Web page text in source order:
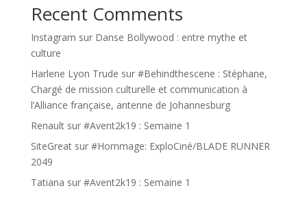
Recent Comments
Instagram sur Danse Bollywood : entre mythe et
culture
Harlene Lyon Trude sur #Behindthescene : Stéphane,
Chargé de mission culturelle et communication à
l’Alliance française, antenne de Johannesburg
Renaultsur #Avent2k19 : Semaine 1
SiteGreatsur #Hommage: ExploCiné/BLADE RUNNER
2049
Tatiana sur #Avent2k19 : Semaine 1